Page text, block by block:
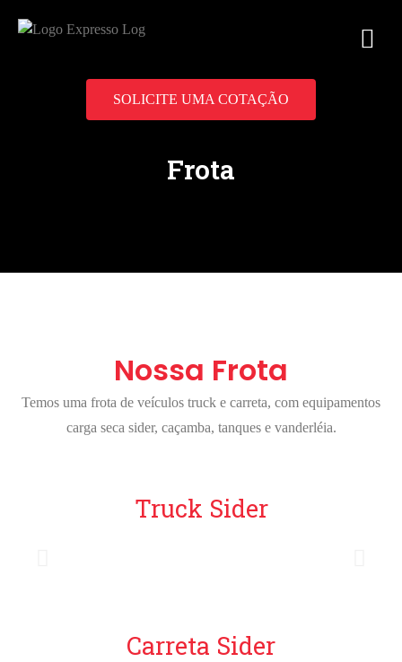
SOLICITE UMA COTAÇÃO
Frota
Nossa Frota
Temos uma frota de veículos truck e carreta, com equipamentos
carga seca sider, caçamba, tanques e vanderléia.
Truck Sider
Carreta Sider